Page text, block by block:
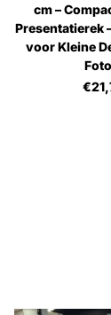
cm –
Presentatierek
voor Kleine